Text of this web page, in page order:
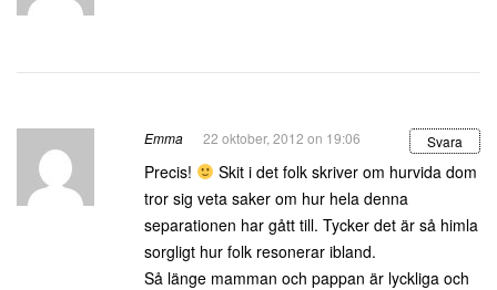
Emma 22 oktober, 2012 on 19:06 Svara
Precis!
Skit i det folk skriver om hurvida dom
tror sig veta saker om hur hela denna
separationen har gått till. Tycker det är så himla
sorgligt hur folk resonerar ibland.
Så länge mamman och pappan är lyckliga och